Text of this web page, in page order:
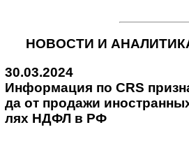
НОВОСТИ И
30.03.2024
Информация по CRS
да от про­да­жи
лях НДФЛ в РФ